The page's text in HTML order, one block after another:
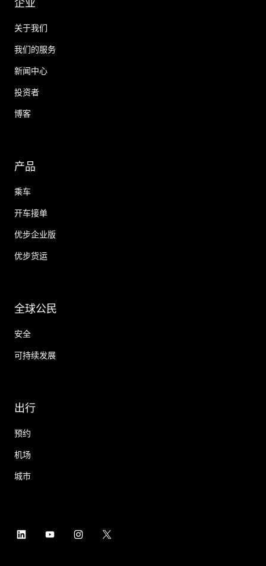
企业
关于我们
我们的服务
新闻中心
投资者
博客
产品
乘车
开车接单
优步企业版
优步货运
全球公民
安全
可持续发展
出行
预约
机场
城市